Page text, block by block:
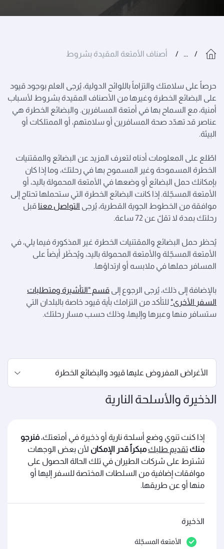
... أصناف الأمتعة المقيدة بشروط
حرصاً على سلامتك والتزاماً باللوائح الدولية، يُرجى العلم بوجود قيود
على البضائع الخطرة وغيرها من الأصناف المقيدة بشروط لأسباب
أمنية، مع السماح بها في أمتعة المسافرين. والبضائع الخطرة هي
عناصر قد تهدّد صحة المسافرين أو سلامتهم، أو الممتلكات أو
البيئة.
اطّلع على المعلومات أدناه لتعرف المزيد عن البضائع والمقتنيات
الخطرة المسموحة وغير المسموح بها في رحلتك، وما إذا كان
بإمكانك حمل البضائع أو وضعها في الأمتعة المحمولة باليد، أو
الأمتعة المسجّلة. إذا كانت البضائع الخطرة التي ستحملها تحتاج إلى
موافقة من الخطوط الجوية القطرية، يُرجى التواصل معنا قبل
رحلتك بمدة لا تقلّ عن 72 ساعة.
يُحظر حمل البضائع والمقتنيات الخطرة غير المذكورة فيما يلي، في
الأمتعة المسجّلة والأمتعة المحمولة باليد، ويُحظَر أيضاً على
المسافر حملها في ملابسه أو ارتداؤها.
بالإضافة إلى ذلك، يُرجى الرجوع إلى قسم "التأشيرة ومتطلبات
السفر الأخرى" للتأكد من التزامك بأية قيود خاصة بالبلدان التي
ستسافر منها وعبرها وإليها، وذلك حسب مسار رحلتك.
الذخيرة والأسلحة النارية
إذا كنت تنوي وضع أسلحة نارية أو ذخيرة في أمتعتك،فنرجو
منك تقديم طلبكمبكراً قدر الإمكان لأن بعض الوجهات
تشترط على شركات الطيران في تلك الحالة الحصول على
موافقات إضافية من السلطات المختصة للسفر إليها أو
منها أو عن طريقها.
الذخيرة
الأمتعة المسجّلة